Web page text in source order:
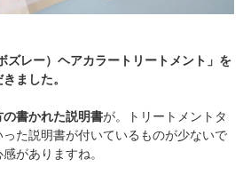
ズレー）ヘアカラートリートメント」を
ました。
書かれた説明書が。トリートメントタ
た説明書が付いているものが少ないで
がありますね。